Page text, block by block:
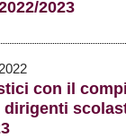
2023
con il
dirigenti